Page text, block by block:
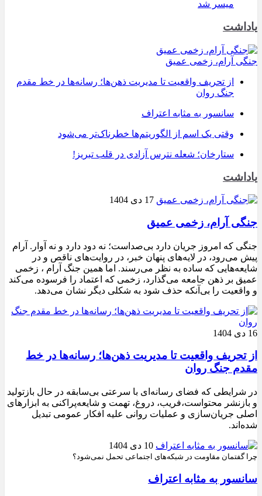
میسر شد
یاداشت
جنگی آرام، زخمی عمیق
از تحریف واقعیت تا مدیریت ذهن‌ها؛ رسانه‌ها در خط مقدم
جنگ روان
سانسور به مثابه اعتراف
وقتی یک اسم از الگوریتم‌ها خطرناک‌تر می‌شود
ستارخان؛ شعله نترس آزادی در قلب تبریز!
یاداشت
17 دی 1404
جنگی آرام، زخمی عمیق
جنگی که امروز جریان دارد بی‌صداست؛ نه دود دارد و نه آوار. آرام
پیش می‌رود، در لایه‌های پنهان خبر، در روایت‌های ناقص و در
شایعه‌هایی که ساده به نظر می‌رسند. اما همین جنگ آرام ، زخمی
عمیق بر ذهن جامعه می‌گذارد، زخمی که اعتماد را فرسوده می‌کند
و واقعیت را بی‌آنکه حذف شود به شکلی دیگر نشان می‌دهد.
16 دی 1404
از تحریف واقعیت تا مدیریت ذهن‌ها؛ رسانه‌ها در خط
مقدم جنگ روان
در شرایطی که فضای رسانه‌ای با سرعتی بی‌سابقه در حال بازتولید
و بازنشر محتواست،فریب، دروغ، تهمت و شایعه‌پراکنی به ابزارهای
اصلی جریان‌سازی و عملیات روانی علیه افکار عمومی تبدیل
شده‌اند.
10 دی 1404
چرا گفتمان مقاومت در شبکه‌های اجتماعی تحمل نمی‌شود؟
سانسور به مثابه اعتراف